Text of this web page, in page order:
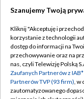
Abonament TVP
Emisja w TVP
Centrum informacji
Szanujemy Twoją
Kliknij "Akceptuję i
korzystanie z technologii
dostęp do informacji na
przechowywanie oraz na
nas, czyli Telewizję Polską
Zaufanych Partnerów z
Partnerów TVP (93 firm), w
zautomatyzowanego